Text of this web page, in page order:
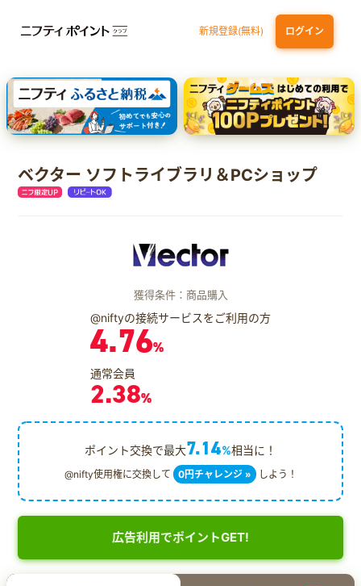
新規登録(無料) ログイン
dカード GOLD 三井住友カード ゴールド（NL）（家族カード発行）
【実質初月無料】DMM | Disney+(ディズニープラス) セットプラン
SBI証券 確定拠出年金（iDeCo）
ベクター ソフトライブラリ＆PCショップ
獲得条件：商品購入
@niftyの接続サービスをご利用の方
4.76%
通常会員
2.38%
ポイント交換で最大7.14%相当に！
@nifty使用権に交換して 0円チャレンジ » しよう！
広告利用でポイントGET!